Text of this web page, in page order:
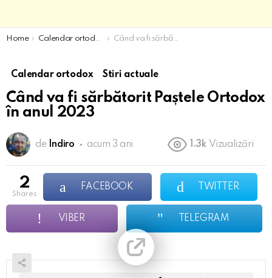
You are here:
Home Calendar ortodox Când va fi sărbătorit Paștele Ortodox în anul 2023
Calendar ortodox Stiri actuale
Când va fi sărbătorit Paștele Ortodox
în anul 2023
de Indiro acum 3 ani 1.3k Vizualizări
2
shares
FACEBOOK TWITTER
VIBER TELEGRAM